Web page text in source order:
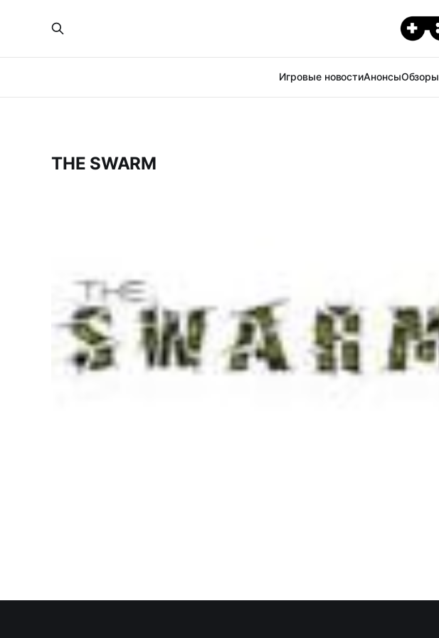
Игровые новостиАнонсыОбзоры
THE SWARM